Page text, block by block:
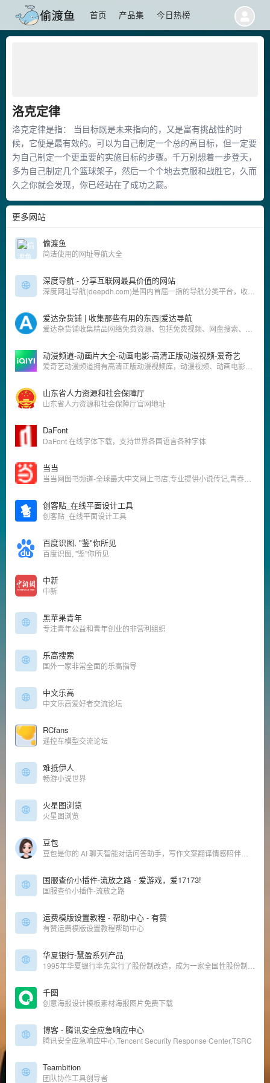
首页 产品集 今日热榜
洛克定律
洛克定律是指： 当目标既是未来指向的，又是富有挑战性的时
候，它便是最有效的。可以为自己制定一个总的高目标，但一定要
为自己制定一个更重要的实施目标的步骤。千万别想着一步登天，
多为自己制定几个篮球架子，然后一个个地去克服和战胜它，久而
久之你就会发现，你已经站在了成功之巅。
更多网站
偷渡鱼
简洁使用的网址导航大全
深度导航 - 分享互联网最具价值的网站
爱达杂货铺 | 收集那些有用的东西|爱达导航
动漫频道-动画片大全-动画电影-高清正版动漫视频-爱奇艺
山东省人力资源和社会保障厅
山东省人力资源和社会保障厅官网地址
DaFont
DaFont 在线字体下载，支持世界各国语言各种字体
当当
创客贴_在线平面设计工具
创客贴_在线平面设计工具
百度识图, "鉴"你所见
百度识图, "鉴"你所见
中新
中新
黑苹果青年
专注青年公益和青年创业的非营利组织
乐高搜索
国外一家非常全面的乐高指导
中文乐高
中文乐高爱好者交流论坛
RCfans
遥控车模型交流论坛
难抵伊人
畅游小说世界
火星图浏览
火星图浏览
豆包
国服查价小插件-流放之路 - 爱游戏，爱17173!
国服查价小插件-流放之路
运费模版设置教程 - 帮助中心 - 有赞
有赞运费模版设置教程帮助中心
华夏银行-慧盈系列产品
千图
创意海报设计模板素材海报图片免费下载
博客 - 腾讯安全应急响应中心
腾讯安全应急响应中心,Tencent Security Response Center,TSRC
Teambition
团队协作工具创导者